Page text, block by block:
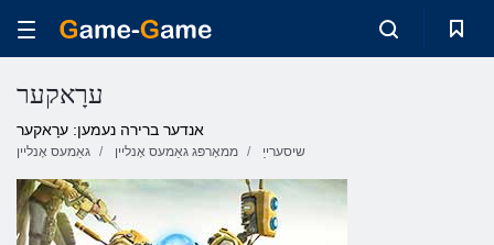
ערָאקער
אנדער ברירה נעמען: ערָאקער
גאַמעס אָנליין ממאָרפּג גאַמעס אָנליין שיסערייַ